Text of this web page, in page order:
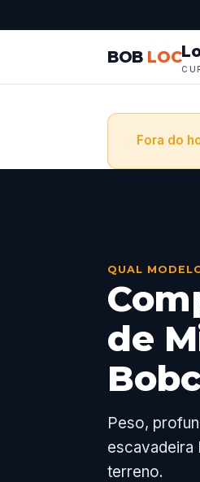
BOB LOC
Fora do
QUAL
de
Peso,
escavadeira
terreno.